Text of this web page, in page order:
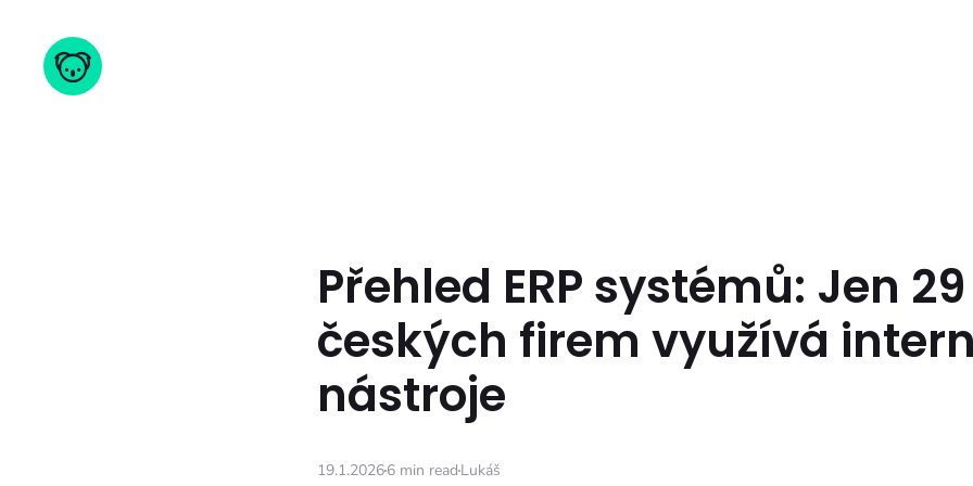
Přehled ERP systémů: Jen 29
českých firem využívá
nástroje
19.1.20266 min read Lukáš